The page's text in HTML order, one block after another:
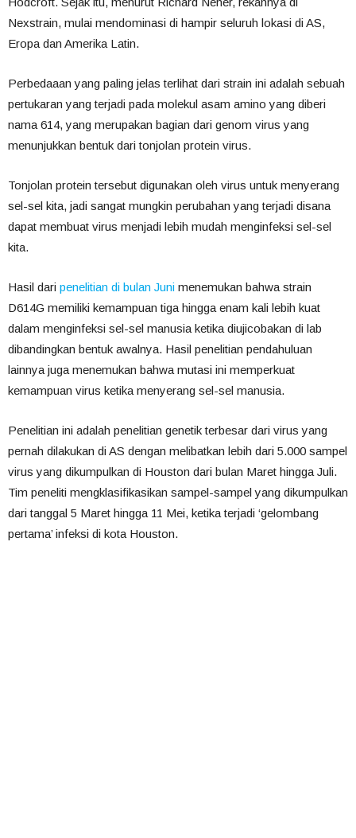
Nexstrain, mulai mendominasi di hampir seluruh lokasi di AS,
Eropa dan Amerika Latin.
Perbedaaan yang paling jelas terlihat dari strain ini adalah sebuah
pertukaran yang terjadi pada molekul asam amino yang diberi
nama 614, yang merupakan bagian dari genom virus yang
menunjukkan bentuk dari tonjolan protein virus.
Tonjolan protein tersebut digunakan oleh virus untuk menyerang
sel-sel kita, jadi sangat mungkin perubahan yang terjadi disana
dapat membuat virus menjadi lebih mudah menginfeksi sel-sel
kita.
Hasil dari penelitian di bulan Juni menemukan bahwa strain
D614G memiliki kemampuan tiga hingga enam kali lebih kuat
dalam menginfeksi sel-sel manusia ketika diujicobakan di lab
dibandingkan bentuk awalnya. Hasil penelitian pendahuluan
lainnya juga menemukan bahwa mutasi ini memperkuat
kemampuan virus ketika menyerang sel-sel manusia.
Penelitian ini adalah penelitian genetik terbesar dari virus yang
pernah dilakukan di AS dengan melibatkan lebih dari 5.000 sampel
virus yang dikumpulkan di Houston dari bulan Maret hingga Juli.
Tim peneliti mengklasifikasikan sampel-sampel yang dikumpulkan
dari tanggal 5 Maret hingga 11 Mei, ketika terjadi ‘gelombang
pertama’ infeksi di kota Houston.